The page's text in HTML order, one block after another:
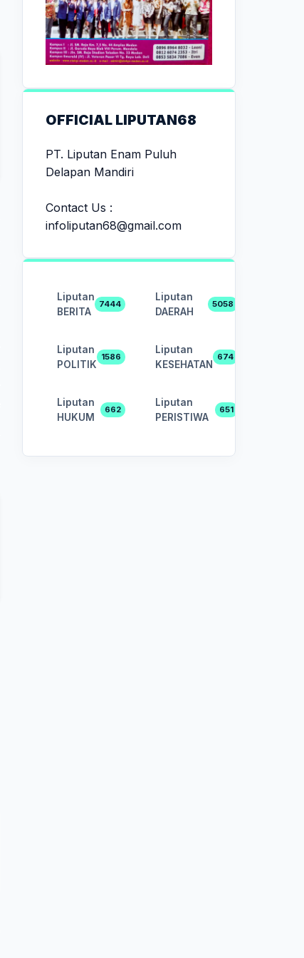
OFFICIAL LIPUTAN68
PT. Liputan Enam Puluh
Delapan Mandiri
Contact Us :
infoliputan68@gmail.com
Liputan
BERITA
7444
Liputan
DAERAH
5058
Liputan
POLITIK
1586
Liputan
KESEHATAN
674
Liputan
HUKUM
662
Liputan
PERISTIWA
651